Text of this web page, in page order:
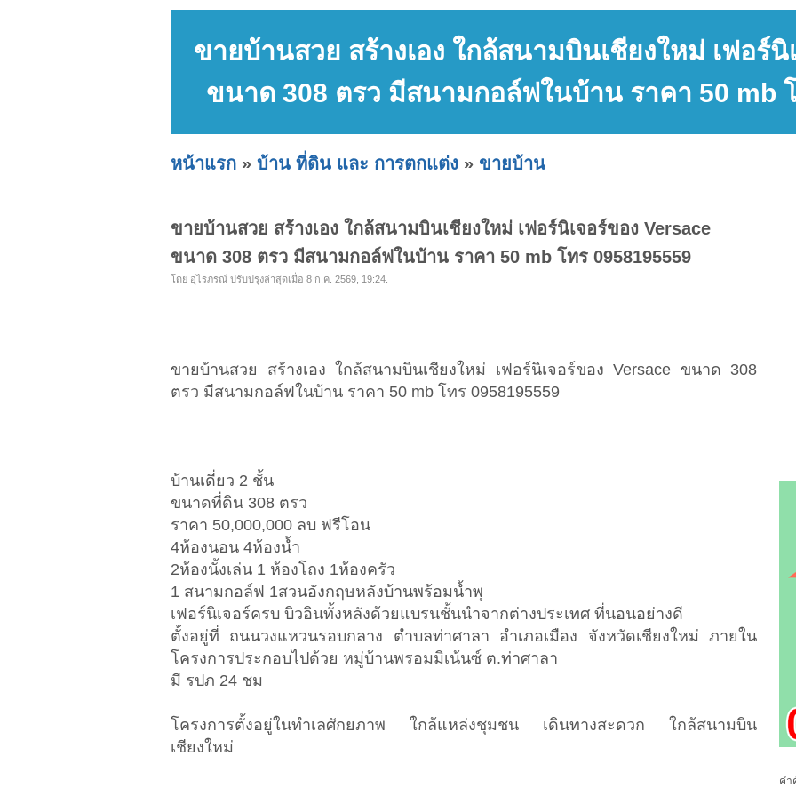
ขายบ้านสวย สร้างเอง ใกล้สนามบินเชียงใหม่ เฟอร์นิ
ขนาด 308 ตรว มีสนามกอล์ฟในบ้าน ราคา 50 mb
หน้าแรก » บ้าน ที่ดิน และ การตกแต่ง » ขายบ้าน
ขายบ้านสวย สร้างเอง ใกล้สนามบินเชียงใหม่ เฟอร์นิเจอร์ของ Versace
ขนาด 308 ตรว มีสนามกอล์ฟในบ้าน ราคา 50 mb โทร 0958195559
โดย อุไรภรณ์ ปรับปรุงล่าสุดเมื่อ 8 ก.ค. 2569, 19:24.
ขายบ้านสวย สร้างเอง ใกล้สนามบินเชียงใหม่ เฟอร์นิเจอร์ของ Versace ขนาด 308
ตรว มีสนามกอล์ฟในบ้าน ราคา 50 mb โทร 0958195559
บ้านเดี่ยว 2 ชั้น
ขนาดที่ดิน 308 ตรว
ราคา 50,000,000 ลบ ฟรีโอน
4ห้องนอน 4ห้องน้ำ
2ห้องนั้งเล่น 1 ห้องโถง 1ห้องครัว
1 สนามกอล์ฟ 1สวนอังกฤษหลังบ้านพร้อมน้ำพุ
เฟอร์นิเจอร์ครบ บิวอินทั้งหลังด้วยแบรนชั้นนำจากต่างประเทศ ที่นอนอย่างดี
ตั้งอยู่ที่ ถนนวงแหวนรอบกลาง ตำบลท่าศาลา อำเภอเมือง จังหวัดเชียงใหม่ ภายใน
โครงการประกอบไปด้วย หมู่บ้านพรอมมิเน้นซ์ ต.ท่าศาลา
มี รปภ 24 ชม
โครงการตั้งอยู่ในทำเลศักยภาพ ใกล้แหล่งชุมชน เดินทางสะดวก ใกล้สนามบิน
เชียงใหม่
คำ